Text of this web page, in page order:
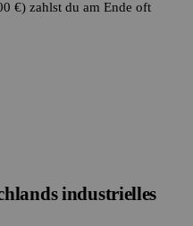
€) zahlst du am Ende oft
industrielles